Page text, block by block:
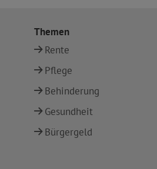
Themen
Rente
Pflege
Behinderung
Gesundheit
Bürgergeld